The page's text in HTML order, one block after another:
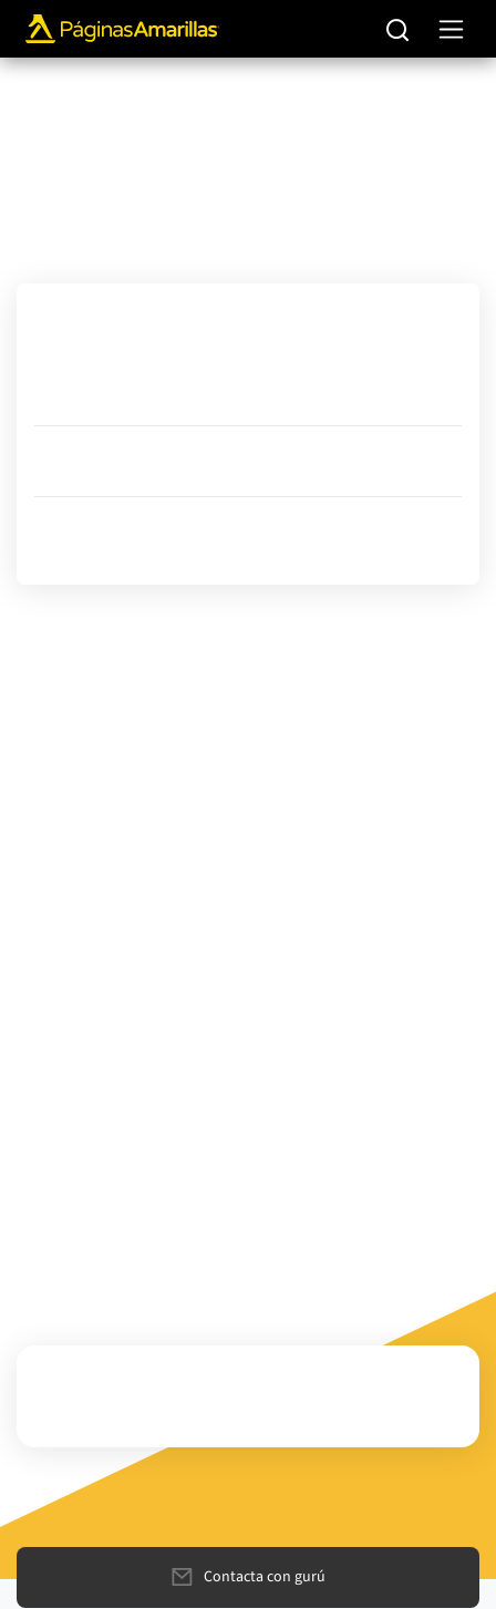
Contacta con gurú